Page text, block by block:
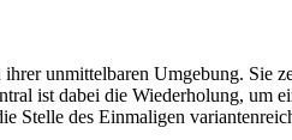
unmittelbaren Umgebung. Sie
ist dabei die Wiederholung, um
Stelle des Einmaligen